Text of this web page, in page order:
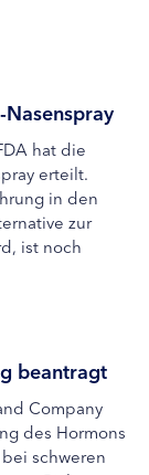
hat die
erteilt.
in den
zur
ist noch
beantragt
Company
des Hormons
schweren